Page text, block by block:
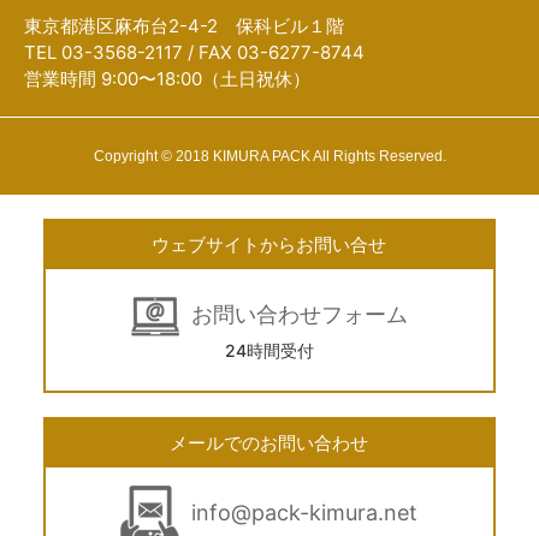
東京都港区麻布台2-4-2 保科ビル１階
TEL 03-3568-2117 / FAX 03-6277-8744
営業時間 9:00〜18:00（土日祝休）
Copyright © 2018 KIMURA PACK All Rights Reserved.
ウェブサイトからお問い合せ
お問い合わせフォーム
24時間受付
メールでのお問い合わせ
info@pack-kimura.net